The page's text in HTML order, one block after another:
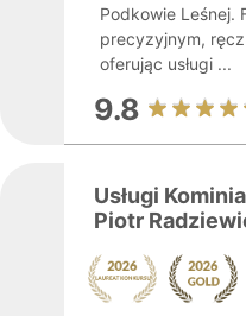
Podkowie Leśnej.
precyzyjnym,
oferując usługi ...
9.8
Usługi
Piotr